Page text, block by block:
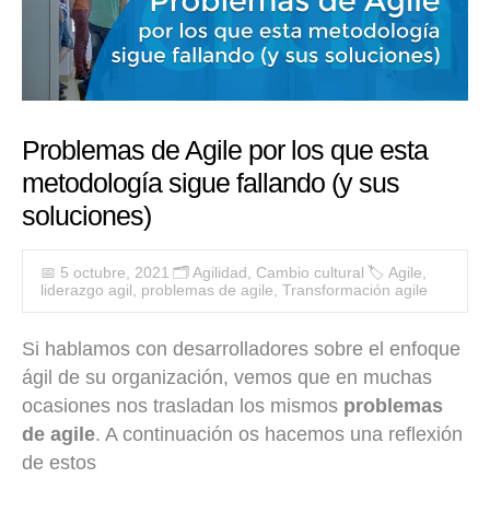
Problemas de Agile por los que esta
metodología sigue fallando (y sus
soluciones)
📅 5 octubre, 2021 🗂️ Agilidad Cambio cultural 🏷 Agile
liderazgo agil
problemas de agile Transformación agile
Si hablamos con desarrolladores sobre el enfoque
ágil de su organización, vemos que en muchas
ocasiones nos trasladan los mismos problemas
de agile. A continuación os hacemos una reflexión
de estos